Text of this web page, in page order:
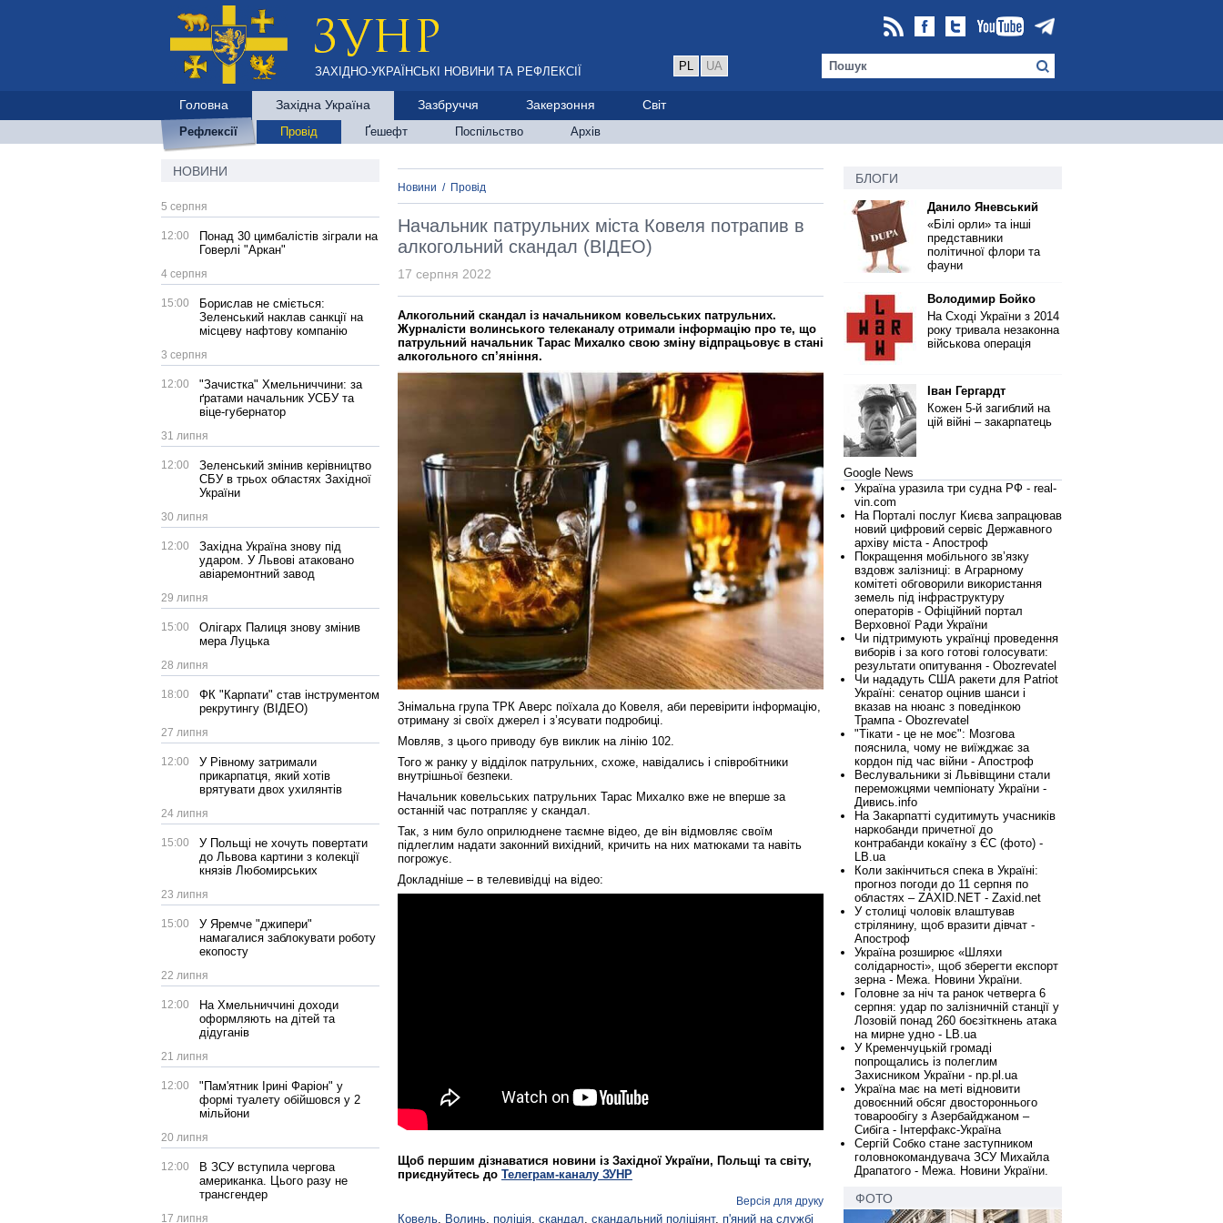
ЗАХІДНО-УКРАЇНСЬКІ НОВИНИ ТА РЕФЛЕКСІЇ PL UA
Головна Західна Україна Зазбруччя Закерзоння Світ
Рефлексії Провід Ґешефт Поспільство Архів
НОВИНИ
5 серпня
12:00
Понад 30 цимбалістів зіграли на
Говерлі "Аркан"
4 серпня
15:00
Борислав не сміється:
Зеленський наклав санкції на
місцеву нафтову компанію
3 серпня
12:00
"Зачистка" Хмельниччини: за
ґратами начальник УСБУ та
віце-губернатор
31 липня
12:00
Зеленський змінив керівництво
СБУ в трьох областях Західної
України
30 липня
12:00
Західна Україна знову під
ударом. У Львові атаковано
авіаремонтний завод
29 липня
15:00
Олігарх Палиця знову змінив
мера Луцька
28 липня
18:00
ФК "Карпати" став інструментом
рекрутингу (ВІДЕО)
27 липня
12:00
У Рівному затримали
прикарпатця, який хотів
врятувати двох ухилянтів
24 липня
15:00
У Польщі не хочуть повертати
до Львова картини з колекції
князів Любомирських
23 липня
15:00
У Яремче "джипери"
намагалися заблокувати роботу
екопосту
22 липня
12:00
На Хмельниччині доходи
оформляють на дітей та
дідуганів
21 липня
12:00
"Пам'ятник Ірині Фаріон" у
формі туалету обійшовся у 2
мільйони
20 липня
12:00
В ЗСУ вступила чергова
американка. Цього разу не
трансгендер
17 липня
Новини / Провід
Начальник патрульних міста Ковеля потрапив в
алкогольний скандал (ВІДЕО)
17 серпня 2022
Алкогольний скандал із начальником ковельських патрульних.
Журналісти волинського телеканалу отримали інформацію про те, що
патрульний начальник Тарас Михалко свою зміну відпрацьовує в стані
алкогольного сп’яніння.
Знімальна група ТРК Аверс поїхала до Ковеля, аби перевірити інформацію,
отриману зі своїх джерел і з’ясувати подробиці.
Мовляв, з цього приводу був виклик на лінію 102.
Того ж ранку у відділок патрульних, схоже, навідались і співробітники
внутрішньої безпеки.
Начальник ковельських патрульних Тарас Михалко вже не вперше за
останній час потрапляє у скандал.
Так, з ним було оприлюднене таємне відео, де він відмовляє своїм
підлеглим надати законний вихідний, кричить на них матюками та навіть
погрожує.
Докладніше – в телевивідці на відео:
Щоб першим дізнаватися новини із Західної України, Польщі та світу,
приєднуйтесь до Телеграм-каналу ЗУНР
Версія для друку
Ковель, Волинь, поліція, скандал, скандальний поліціянт, п'яний на службі
БЛОГИ
Данило Яневський
«Білі орли» та інші
представники
політичної флори та
фауни
Володимир Бойко
На Сході України з 2014
року тривала незаконна
військова операція
Іван Гергардт
Кожен 5-й загиблий на
цій війні – закарпатець
Google News
Україна уразила три судна РФ - real-
vin.com
На Порталі послуг Києва запрацював
новий цифровий сервіс Державного
архіву міста - Апостроф
Покращення мобільного зв’язку
вздовж залізниці: в Аграрному
комітеті обговорили використання
земель під інфраструктуру
операторів - Офіційний портал
Верховної Ради України
Чи підтримують українці проведення
виборів і за кого готові голосувати:
результати опитування - Obozrevatel
Чи нададуть США ракети для Patriot
Україні: сенатор оцінив шанси і
вказав на нюанс з поведінкою
Трампа - Obozrevatel
"Тікати - це не моє": Мозгова
пояснила, чому не виїжджає за
кордон під час війни - Апостроф
Веслувальники зі Львівщини стали
переможцями чемпіонату України -
Дивись.info
На Закарпатті судитимуть учасників
наркобанди причетної до
контрабанди кокаїну з ЄС (фото) -
LB.ua
Коли закінчиться спека в Україні:
прогноз погоди до 11 серпня по
областях – ZAXID.NET - Zaxid.net
У столиці чоловік влаштував
стрілянину, щоб вразити дівчат -
Апостроф
Україна розширює «Шляхи
солідарності», щоб зберегти експорт
зерна - Межа. Новини України.
Головне за ніч та ранок четверга 6
серпня: удар по залізничній станції у
Лозовій понад 260 боєзіткнень атака
на мирне удно - LB.ua
У Кременчуцькій громаді
попрощались із полеглим
Захисником України - np.pl.ua
Україна має на меті відновити
довоєнний обсяг двостороннього
товарообігу з Азербайджаном –
Сибіга - Інтерфакс-Україна
Сергій Собко стане заступником
головнокомандувача ЗСУ Михайла
Драпатого - Межа. Новини України.
ФОТО